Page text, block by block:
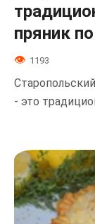
пряник
1193
- это